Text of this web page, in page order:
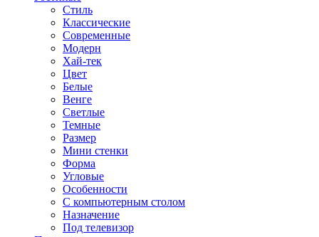
Стиль
Классические
Современные
Модерн
Хай-тек
Цвет
Белые
Венге
Светлые
Темные
Размер
Мини стенки
Форма
Угловые
Особенности
С компьютерным столом
Назначение
Под телевизор